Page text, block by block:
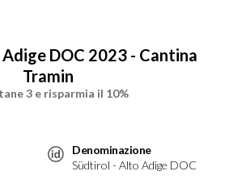
DOC 2023 - Cantina
Tramin
3 e risparmia il 10%
Denominazione
Südtirol - Alto Adige DOC